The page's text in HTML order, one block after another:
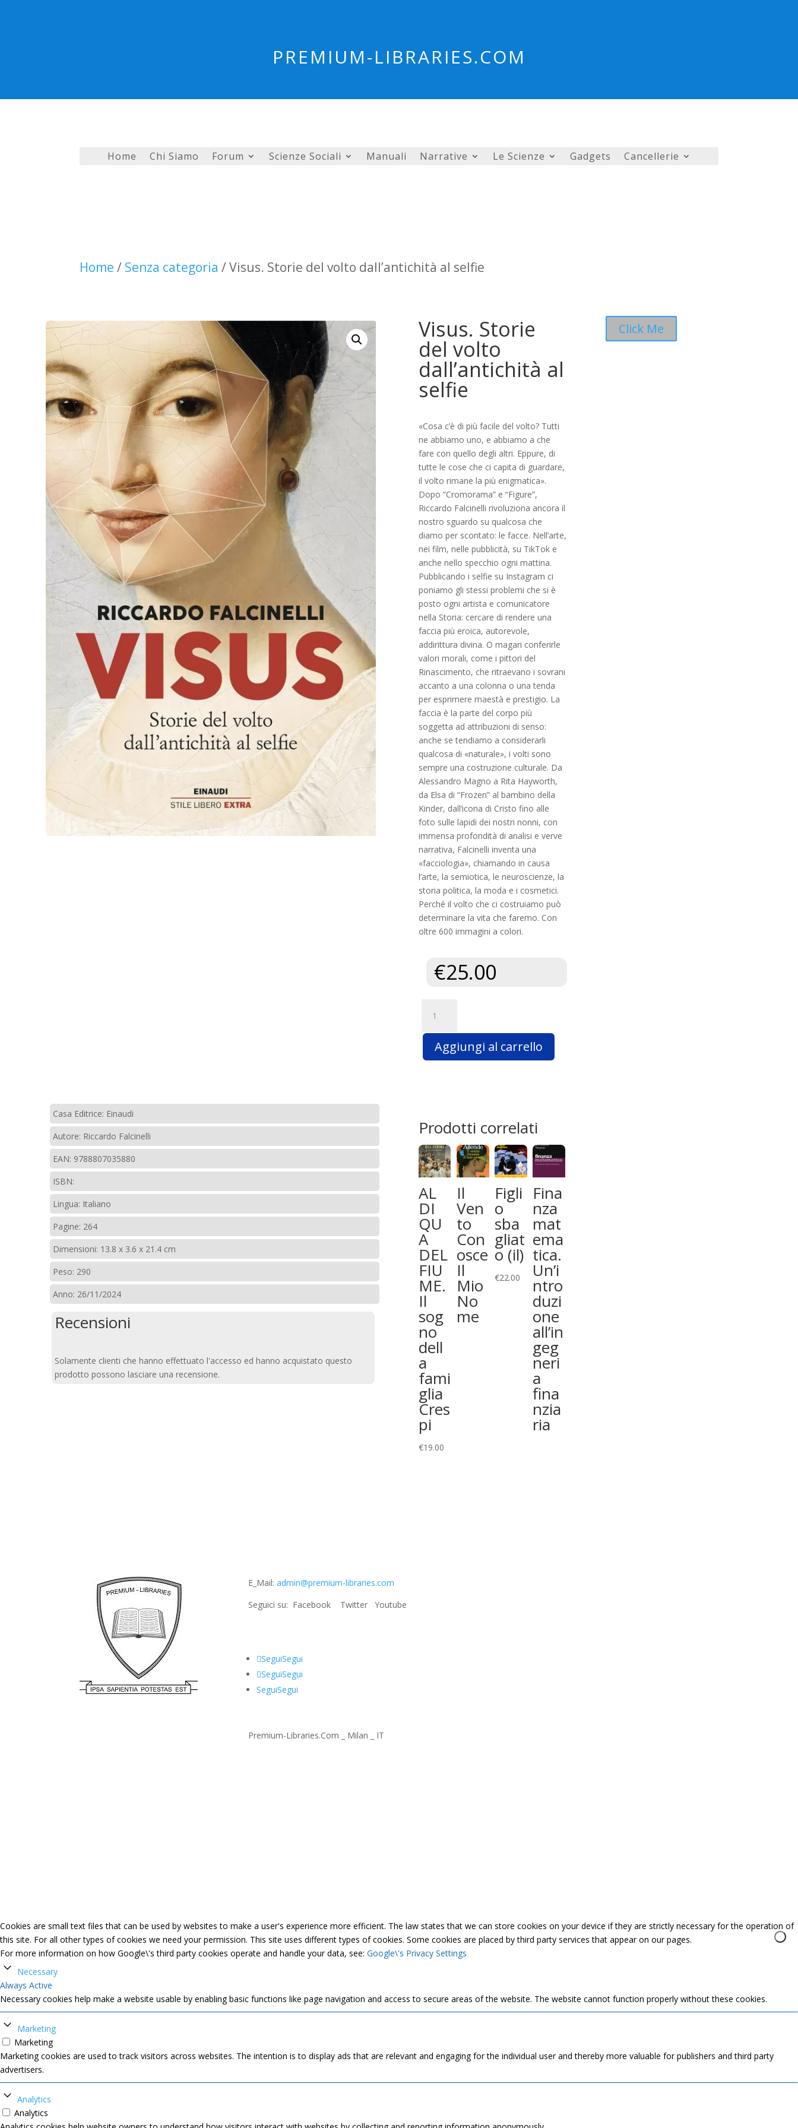
PREMIUM-LIBRARIES.COM
Home Chi Siamo Forum Scienze Sociali Manuali Narrative Le Scienze Gadgets Cancellerie
Home / Senza categoria / Visus. Storie del volto dall’antichità al selfie
Visus. Storie
del volto
dall’antichità al
selfie
«Cosa c’è di più facile del volto? Tutti
ne abbiamo uno, e abbiamo a che
fare con quello degli altri. Eppure, di
tutte le cose che ci capita di guardare,
il volto rimane la più enigmatica».
Dopo “Cromorama” e “Figure”,
Riccardo Falcinelli rivoluziona ancora il
nostro sguardo su qualcosa che
diamo per scontato: le facce. Nell’arte,
nei film, nelle pubblicità, su TikTok e
anche nello specchio ogni mattina.
Pubblicando i selfie su Instagram ci
poniamo gli stessi problemi che si è
posto ogni artista e comunicatore
nella Storia: cercare di rendere una
faccia più eroica, autorevole,
addirittura divina. O magari conferirle
valori morali, come i pittori del
Rinascimento, che ritraevano i sovrani
accanto a una colonna o una tenda
per esprimere maestà e prestigio. La
faccia è la parte del corpo più
soggetta ad attribuzioni di senso:
anche se tendiamo a considerarli
qualcosa di «naturale», i volti sono
sempre una costruzione culturale. Da
Alessandro Magno a Rita Hayworth,
da Elsa di “Frozen” al bambino della
Kinder, dall’icona di Cristo fino alle
foto sulle lapidi dei nostri nonni, con
immensa profondità di analisi e verve
narrativa, Falcinelli inventa una
«facciologia», chiamando in causa
l’arte, la semiotica, le neuroscienze, la
storia politica, la moda e i cosmetici.
Perché il volto che ci costruiamo può
determinare la vita che faremo. Con
oltre 600 immagini a colori.
€25.00
Storie
del
volto
dall’antichità
Aggiungi al carrello
Click Me
Casa Editrice: Einaudi
Autore: Riccardo Falcinelli
EAN: 9788807035880
ISBN:
Lingua: Italiano
Pagine: 264
Dimensioni: 13.8 x 3.6 x 21.4 cm
Peso: 290
Anno: 26/11/2024
Recensioni
Solamente clienti che hanno effettuato l'accesso ed hanno acquistato questo
prodotto possono lasciare una recensione.
Prodotti correlati
AL
DI
QU
A
DEL
FIU
ME.
Il
sog
no
dell
a
fami
glia
Cres
pi
€19.00
Il
Ven
to
Con
osce
Il
Mio
No
me
Figli
o
sba
gliat
o (il)
€22.00
Fina
nza
mat
ema
tica.
Un’i
ntro
duzi
one
all’in
geg
neri
a
fina
nzia
ria
E_Mail: admin@premium-libraries.com
Seguici su: Facebook Twitter Youtube
SeguiSegui
SeguiSegui
SeguiSegui
Premium-Libraries.Com _ Milan _ IT
Cookies are small text files that can be used by websites to make a user's experience more efficient. The law states that we can store cookies on your device if they are strictly necessary for the operation of
this site. For all other types of cookies we need your permission. This site uses different types of cookies. Some cookies are placed by third party services that appear on our pages.
For more information on how Google\'s third party cookies operate and handle your data, see: Google\'s Privacy Settings
Necessary
Always Active
Necessary cookies help make a website usable by enabling basic functions like page navigation and access to secure areas of the website. The website cannot function properly without these cookies.
Marketing
Marketing
Marketing cookies are used to track visitors across websites. The intention is to display ads that are relevant and engaging for the individual user and thereby more valuable for publishers and third party
advertisers.
Analytics
Analytics